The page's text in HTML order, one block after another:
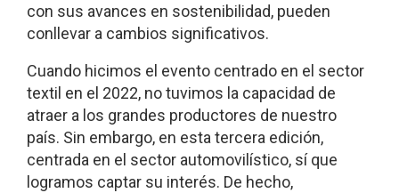
con sus avances en sostenibilidad, pueden
conllevar a cambios significativos.
Cuando hicimos el evento centrado en el sector
textil en el 2022, no tuvimos la capacidad de
atraer a los grandes productores de nuestro
país. Sin embargo, en esta tercera edición,
centrada en el sector automovilístico, sí que
logramos captar su interés. De hecho,